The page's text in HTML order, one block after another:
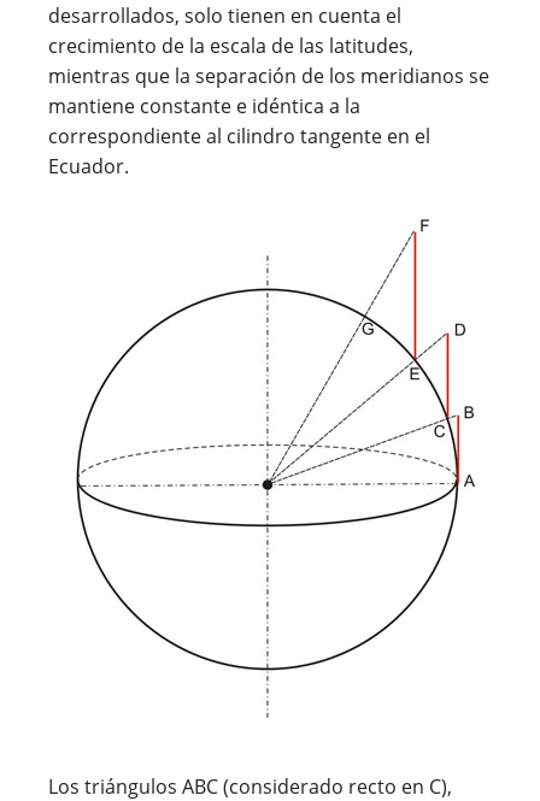
desarrollados, solo tienen en cuenta el
crecimiento de la escala de las latitudes,
mientras que la separación de los meridianos se
mantiene constante e idéntica a la
correspondiente al cilindro tangente en el
Ecuador.
Los triángulos ABC (considerado recto en C),